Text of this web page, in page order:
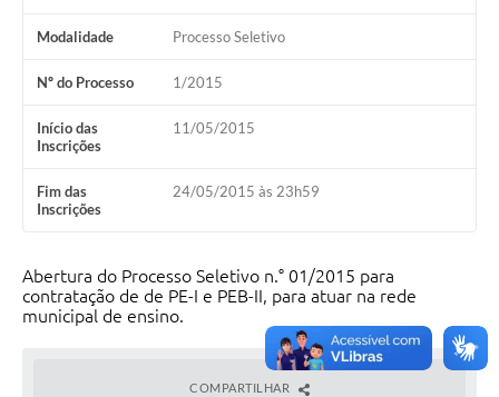
Modalidade Processo Seletivo
Nº do Processo 1/2015
Início das
Inscrições
11/05/2015
Fim das
Inscrições
24/05/2015 às 23h59
Abertura do Processo Seletivo n.° 01/2015 para
contratação de de PE-I e PEB-II, para atuar na rede
municipal de ensino.
COMPARTILHAR